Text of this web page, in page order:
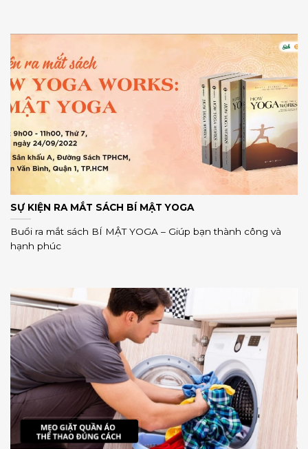
SỰ KIỆN RA MẮT SÁCH BÍ MẬT YOGA
Buổi ra mắt sách BÍ MẬT YOGA – Giúp bạn thành công và
hạnh phúc